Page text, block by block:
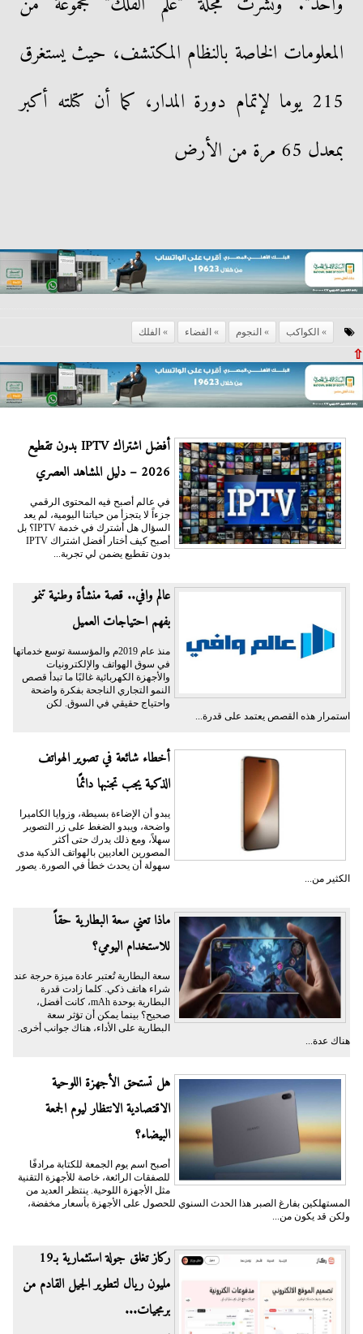
المعلومات الخاصة بالنظام المكتشف، حيث يستغرق
215 يوما لإتمام دورة المدار، كما أن كتلته أكبر
بمعدل 65 مرة من الأرض
الكواكب النجوم الفضاء الفلك
⇧
أفضل اشتراك IPTV بدون تقطيع
2026 – دليل المشاهد العصري
في عالم أصبح فيه المحتوى الرقمي
جزءاً لا يتجزأ من حياتنا اليومية، لم يعد
السؤال هل أشترك في خدمة IPTV؟ بل
أصبح كيف أختار أفضل اشتراك IPTV
بدون تقطيع يضمن لي تجربة...
عالم وافي.. قصة منشأة وطنية تنمو
بفهم احتياجات العميل
منذ عام 2019م والمؤسسة توسع خدماتها
في سوق الهواتف والإلكترونيات
والأجهزة الكهربائية غالبًا ما تبدأ قصص
النمو التجاري الناجحة بفكرة واضحة
واحتياج حقيقي في السوق. لكن
استمرار هذه القصص يعتمد على قدرة...
أخطاء شائعة في تصوير الهواتف
الذكية يجب تجنبها دائمًا
يبدو أن الإضاءة بسيطة، وزوايا الكاميرا
واضحة، ويبدو الضغط على زر التصوير
سهلاً، ومع ذلك يدرك حتى أكثر
المصورين العاديين بالهواتف الذكية مدى
سهولة أن يحدث خطأ في الصورة. يصور
الكثير من...
ماذا تعني سعة البطارية حقاً
للاستخدام اليومي؟
سعة البطارية تُعتبر عادة ميزة حرجة عند
شراء هاتف ذكي. كلما زادت قدرة
البطارية بوحدة mAh، كانت أفضل،
صحيح؟ بينما يمكن أن تؤثر سعة
البطارية على الأداء، هناك جوانب أخرى.
هناك عدة...
هل تستحق الأجهزة اللوحية
الاقتصادية الانتظار ليوم الجمعة
البيضاء؟
أصبح اسم يوم الجمعة للكتابة مرادفًا
للصفقات الرائعة، خاصة للأجهزة التقنية
مثل الأجهزة اللوحية. ينتظر العديد من
المستهلكين بفارغ الصبر هذا الحدث السنوي للحصول على الأجهزة بأسعار مخفضة،
ولكن قد يكون من...
ركاز تغلق جولة استثمارية بـ19
مليون ريال لتطوير الجيل القادم من
برمجيات...